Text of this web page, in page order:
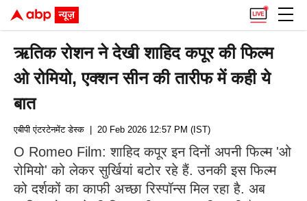
ऋतिक रोशन ने देखी शाहिद कपूर की फिल्म
ओ रोमियो, एक्शन सीन की तारीफ में कही ये
बात
एबीपी एंटरटेनमेंट डेस्क | 20 Feb 2026 12:57 PM (IST)
O Romeo Film: शाहिद कपूर इन दिनों अपनी फिल्म 'ओ
रोमियो' को लेकर सुर्खियां बटोर रहे हैं. उनकी इस फिल्म
को दर्शकों का काफी अच्छा रिस्पॉन्स मिल रहा है. अब